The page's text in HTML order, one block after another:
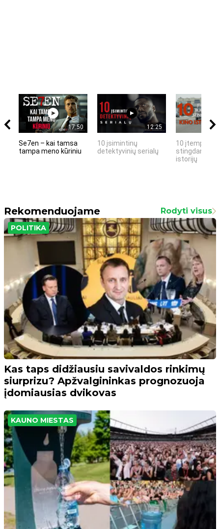
17:50
Se7en – kai tamsa
tampa meno kūriniu
12:25
10 įsimintinų
detektyvinių serialų
10 įtemptų,
stingdančių
istorijų
Rekomenduojame Rodyti visus
POLITIKA
Kas taps didžiausiu savivaldos rinkimų
siurprizu? Apžvalgininkas prognozuoja
įdomiausias dvikovas
KAUNO MIESTAS